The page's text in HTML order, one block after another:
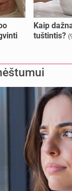
Kaip
tuštintis?